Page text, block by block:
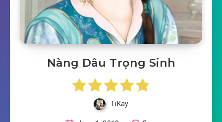
Nàng Dâu Trọng Sinh
TiKay